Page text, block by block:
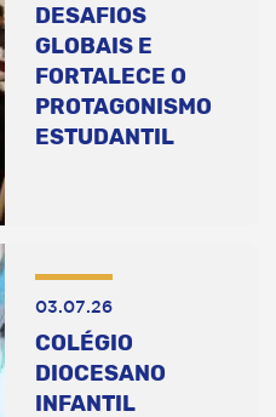
DESAFIOS
GLOBAIS E
FORTALECE O
PROTAGONISMO
ESTUDANTIL
03.07.26
COLÉGIO
DIOCESANO
INFANTIL